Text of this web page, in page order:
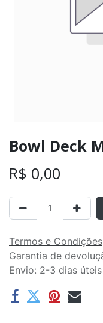
Bowl Deck
R$ 0,00
Termos e Condições
Garantia de
Envio: 2-3 dias úteis